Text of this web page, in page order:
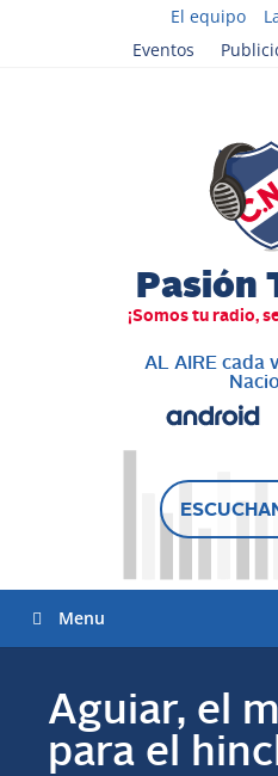
El equipo
Eventos
AL AIRE cada
Menu
Aguiar, el
para el